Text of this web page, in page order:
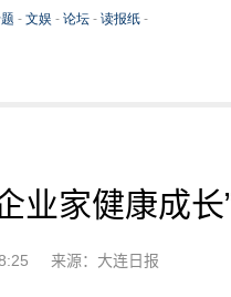
业家健康成
来源：大连日报